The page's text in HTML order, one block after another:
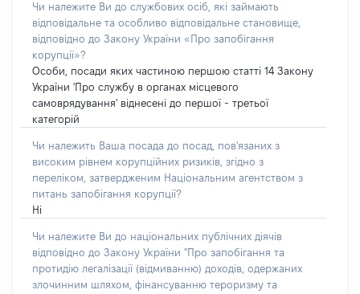
Чи належите Ви до службових осіб, які займають
відповідальне та особливо відповідальне становище,
відповідно до Закону України «Про запобігання
корупції»?
Особи, посади яких частиною першою статті 14 Закону
України 'Про службу в органах місцевого
самоврядування' віднесені до першої - третьої
категорій
Чи належить Ваша посада до посад, пов'язаних з
високим рівнем корупційних ризиків, згідно з
переліком, затвердженим Національним агентством з
питань запобігання корупції?
Ні
Чи належите Ви до національних публічних діячів
відповідно до Закону України "Про запобігання та
протидію легалізації (відмиванню) доходів, одержаних
злочинним шляхом, фінансуванню тероризму та